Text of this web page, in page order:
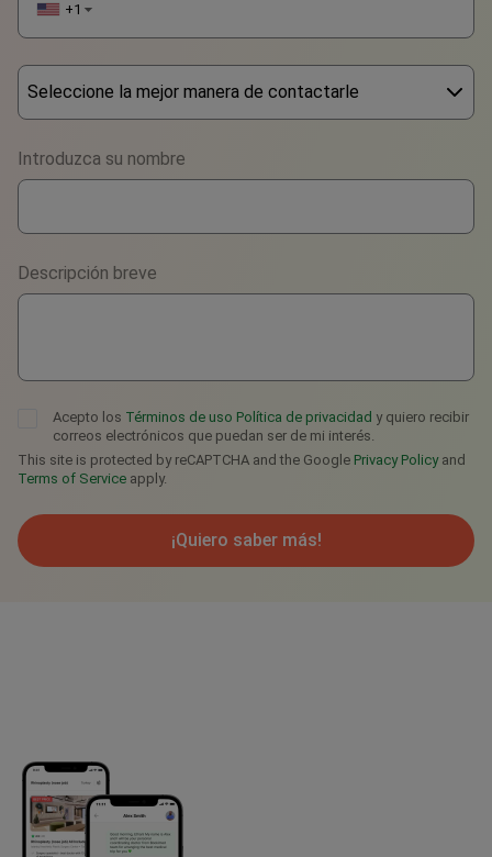
+1 ▼
Seleccione la mejor manera de contactarle
WhatsApp
Viber
Telegram
Introduzca su nombre
Descripción breve
Acepto los Términos de uso Política de privacidad y quiero recibir
correos electrónicos que puedan ser de mi interés.
This site is protected by reCAPTCHA and the Google Privacy Policyand
Terms of Service apply.
¡Quiero saber más!